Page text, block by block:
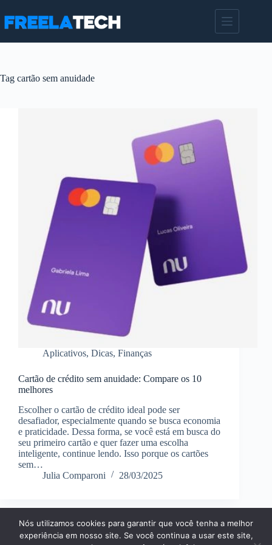
para
Tag cartão sem anuidade
Aplicativos, Dicas, Finanças
Cartão de crédito sem anuidade: Compare os 10
melhores
Escolher o cartão de crédito ideal pode ser
desafiador, especialmente quando se busca economia
e praticidade. Dessa forma, se você está em busca do
seu primeiro cartão e quer fazer uma escolha
inteligente, continue lendo. Isso porque os cartões
sem…
Julia Comparoni
28/03/2025
Página Inícial Dicas
Aplicativos
Nós utilizamos cookies para garantir que você tenha a melhor
experiência em nosso site. Se você continua a usar este site,